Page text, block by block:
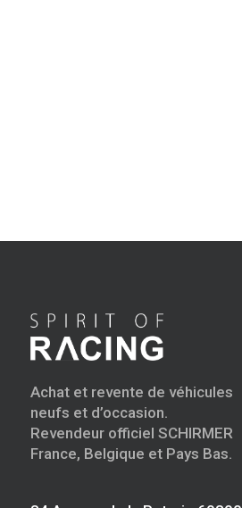
Achat et revente de véhicules
neufs et d’occasion.
Revendeur officiel SCHIRMER
France, Belgique et Pays Bas.